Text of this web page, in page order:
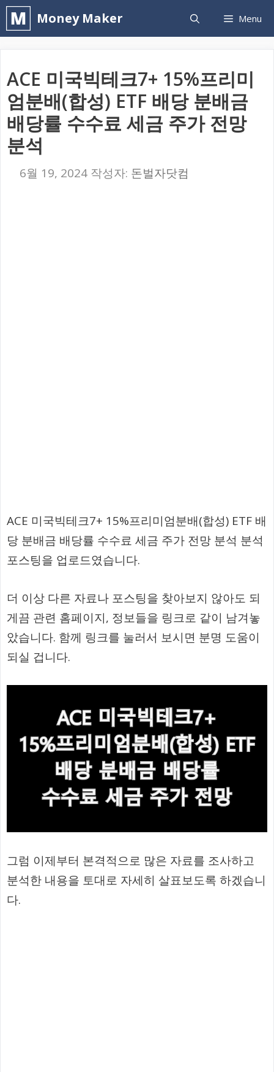
컨
텐
건
너
뛰
기
Money Maker Menu
ACE 미국빅테크7+ 15%프리미
엄분배(합성) ETF 배당 분배금
배당률 수수료 세금 주가 전망
분석
6월 19, 2024 작성자: 돈벌자닷컴
ACE 미국빅테크7+ 15%프리미엄분배(합성) ETF 배
당 분배금 배당률 수수료 세금 주가 전망 분석 분석
포스팅을 업로드였습니다.
더 이상 다른 자료나 포스팅을 찾아보지 않아도 되
게끔 관련 홈페이지, 정보들을 링크로 같이 남겨놓
았습니다. 함께 링크를 눌러서 보시면 분명 도움이
되실 겁니다.
그럼 이제부터 본격적으로 많은 자료를 조사하고
분석한 내용을 토대로 자세히 살표보도록 하겠습니
다.